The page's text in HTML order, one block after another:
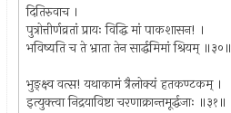
दितिरुवाच ।
पुत्रोत्तीर्णव्रतां प्रायः विद्धि मां पाकशासन! ।
भविष्यति च ते भ्राता तेन सार्द्धमिमां श्रियम् ॥३०॥
भुङ्‌क्ष्व वत्स! यथाकामं त्रैलोक्यं हतकण्टकम् ।
इत्युक्त्वा निद्रयाविष्टा चरणाक्रान्तमूर्द्धजाः ॥३१॥